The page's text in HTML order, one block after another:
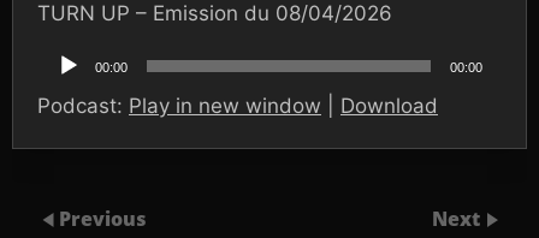
TURN UP – Emission du 08/04/2026
audio
00:00 00:00
Podcast: Play in new window Download
Previous Next